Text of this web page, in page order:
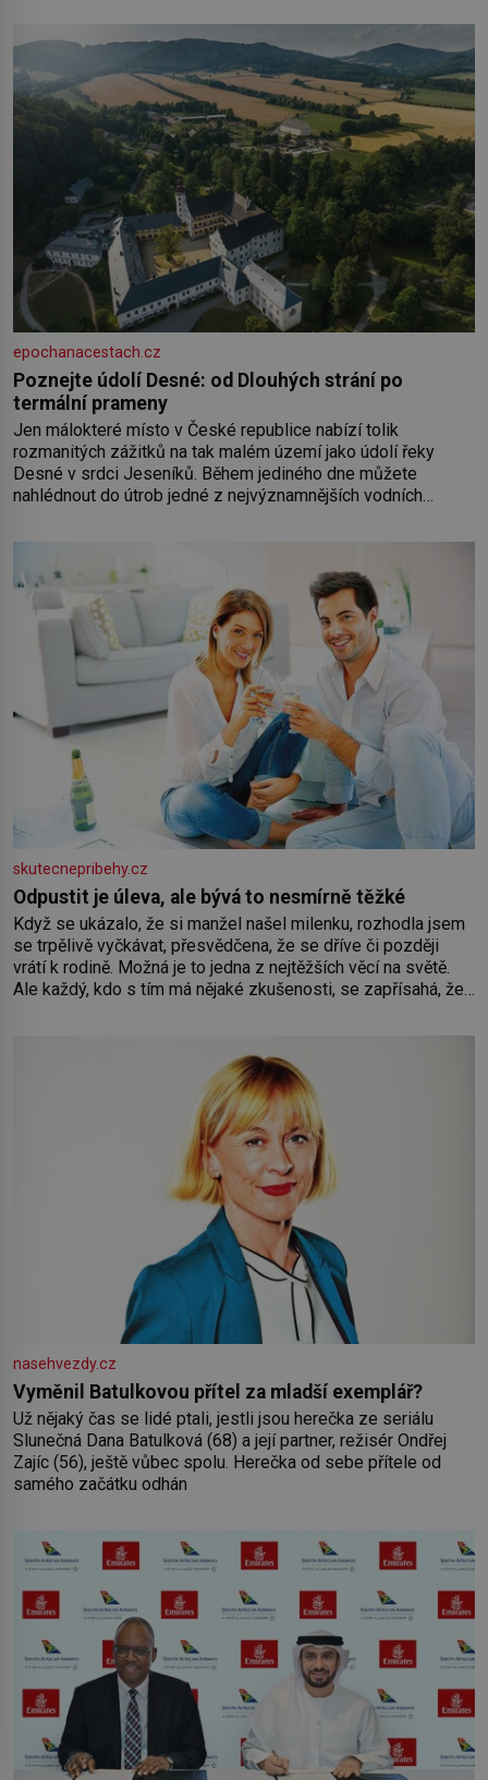
epochanacestach.cz
Poznejte údolí Desné: od Dlouhých strání po
termální prameny
Jen málokteré místo v České republice nabízí tolik
rozmanitých zážitků na tak malém území jako údolí řeky
Desné v srdci Jeseníků. Během jediného dne můžete
nahlédnout do útrob jedné z nejvýznamnějších vodních
koloběžce a den zakončit poznáváním památek ve Velkých
skutecnepribehy.cz
Odpustit je úleva, ale bývá to nesmírně těžké
Když se ukázalo, že si manžel našel milenku, rozhodla jsem
se trpělivě vyčkávat, přesvědčena, že se dříve či později
vrátí k rodině. Možná je to jedna z nejtěžších věcí na světě.
Ale každý, kdo s tím má nějaké zkušenosti, se zapřísahá, že
nasehvezdy.cz
Vyměnil Batulkovou přítel za mladší exemplář?
Už nějaký čas se lidé ptali, jestli jsou herečka ze seriálu
Slunečná Dana Batulková (68) a její partner, režisér Ondřej
Zajíc (56), ještě vůbec spolu. Herečka od sebe přítele od
samého začátku odhán